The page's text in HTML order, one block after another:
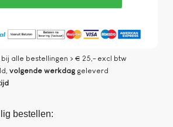
alle bestellingen > € 25,- excl btw
volgende werkdaggeleverd
bestellen: